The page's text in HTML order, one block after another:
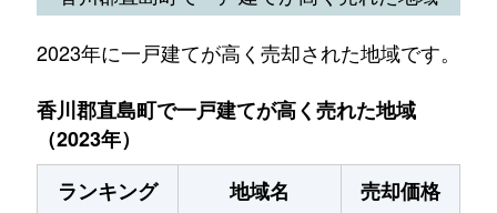
2023年に一戸建てが高く売却された地域です。
香川郡直島町で一戸建てが高く売れた地域
（2023年）
ランキング
地域名
売却価格